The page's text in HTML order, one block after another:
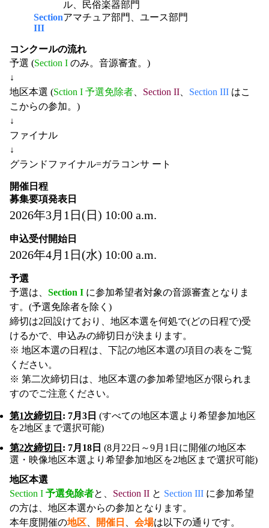
ル、民俗楽器部門
Section
III
アマチュア部門、ユース部門
コンクールの流れ
予選 (Section I のみ。音源審査。)
↓
地区本選 (Sction I 予選免除者 Section II Section III はこ
こからの参加。)
↓
ファイナル
↓
グランドファイナル=ガラコンサ ート
開催日程
募集要項発表日
2026年3月1日(日) 10:00 a.m.
申込受付開始日
2026年4月1日(水) 10:00 a.m.
予選
予選は、 Section I に参加希望者対象の音源審査となりま
す。(予選免除者を除く)
締切は2回設けており、地区本選を何処で(どの日程で)受
けるかで、申込みの締切日が決まります。
※ 地区本選の日程は、下記の地区本選の項目の表をご覧
ください。
※ 第二次締切日は、地区本選の参加希望地区が限られま
すのでご注意ください。
第1次締切日 : 7月3日 (すべての地区本選より希望参加地区
を2地区まで選択可能)
第2次締切日 : 7月18日 (8月22日～9月1日に開催の地区本
選・映像地区本選より希望参加地区を2地区まで選択可能)
地区本選
Section I 予選免除者と、 Section II と Section III に参加希望
の方は、地区本選からの参加となります。
本年度開催の地区 開催日 会場は以下の通りです。